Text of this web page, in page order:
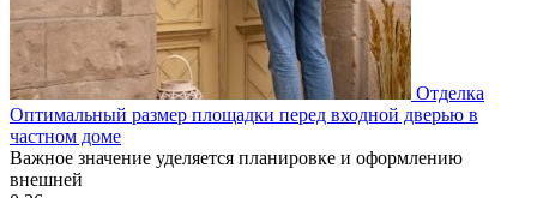
Отделка
Оптимальный размер площадки перед входной дверью в
частном доме
Важное значение уделяется планировке и оформлению
внешней